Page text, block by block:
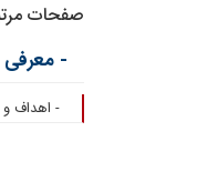
صفحات
- معرفی
- اهداف